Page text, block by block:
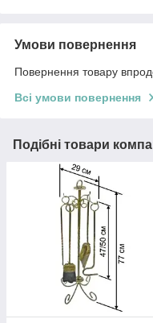
Умови повернення
Повернення товару
Всі умови повернення
Подібні товари